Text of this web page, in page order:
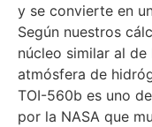
y se convierte en
Según nuestros
núcleo similar al
atmósfera de
TOI-560b es uno
por la NASA que